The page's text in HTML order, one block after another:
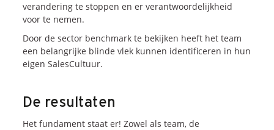
verandering te stoppen en er verantwoordelijkheid
voor te nemen.
Door de sector benchmark te bekijken heeft het team
een belangrijke blinde vlek kunnen identificeren in hun
eigen SalesCultuur.
De resultaten
Het fundament staat er! Zowel als team, de